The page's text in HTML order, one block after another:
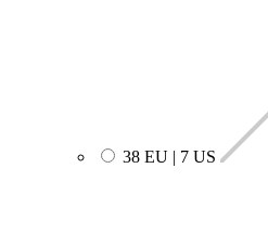
38 EU | 7 US